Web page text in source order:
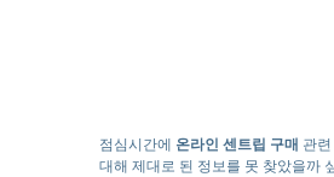
점심시간에 온라인 센트립 구매 관
대해 제대로 된 정보를 못 찾았을까